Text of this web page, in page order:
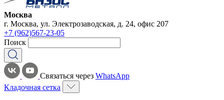
Москва
г. Москва, ул. Электрозаводская, д. 24, офис 207
+7 (962)567-23-05
Поиск
Связаться через WhatsApp
Кладочная сетка